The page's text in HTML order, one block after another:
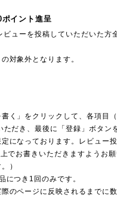
ポイント進呈
ューを投稿していただいた方
対象外となります。
く」をクリックして、各項目
だき、最後に「登録」ボタン
になっております。レビュー
でお書きいただきますようお
）
つき1回のみです。
のページに反映されるまでに